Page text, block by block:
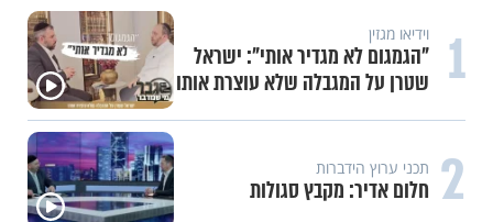
1 וידיאו מגזין
"הגמגום לא מגדיר אותי": ישראל
שטרן על המגבלה שלא עוצרת אותו
2 תכני ערוץ הידברות
חלום אדיר: מקבץ סגולות